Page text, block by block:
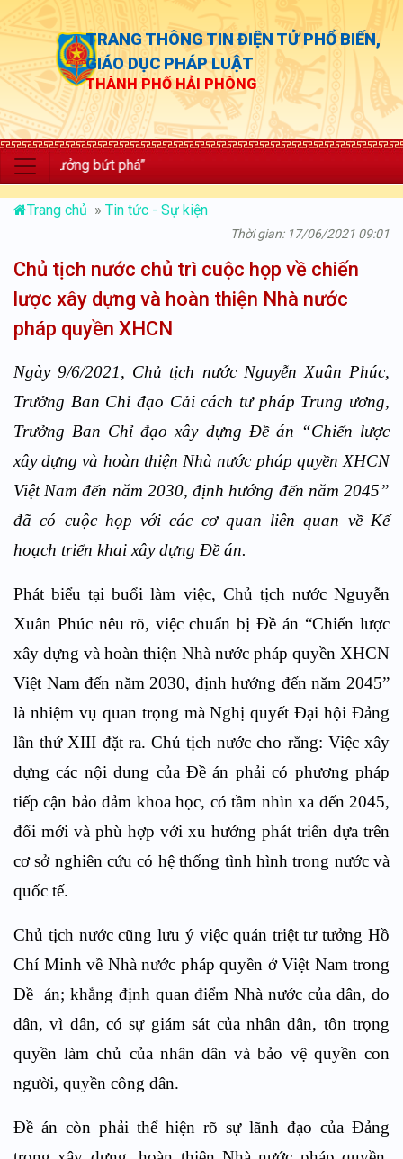
TRANG THÔNG TIN ĐIỆN TỬ PHỔ BIẾN,
GIÁO DỤC PHÁP LUẬT
THÀNH PHỐ HẢI PHÒNG
bứt phá”
Trang chủ » Tin tức - Sự kiện
Thời gian: 17/06/2021 09:01
Chủ tịch nước chủ trì cuộc họp về chiến
lược xây dựng và hoàn thiện Nhà nước
pháp quyền XHCN
Ngày 9/6/2021, Chủ tịch nước Nguyễn Xuân Phúc,
Trưởng Ban Chỉ đạo Cải cách tư pháp Trung ương,
Trưởng Ban Chỉ đạo xây dựng Đề án “Chiến lược
xây dựng và hoàn thiện Nhà nước pháp quyền XHCN
Việt Nam đến năm 2030, định hướng đến năm 2045”
đã có cuộc họp với các cơ quan liên quan về Kế
hoạch triển khai xây dựng Đề án.
Phát biểu tại buổi làm việc, Chủ tịch nước Nguyễn
Xuân Phúc nêu rõ, việc chuẩn bị Đề án “Chiến lược
xây dựng và hoàn thiện Nhà nước pháp quyền XHCN
Việt Nam đến năm 2030, định hướng đến năm 2045”
là nhiệm vụ quan trọng mà Nghị quyết Đại hội Đảng
lần thứ XIII đặt ra. Chủ tịch nước cho rằng: Việc xây
dựng các nội dung của Đề án phải có phương pháp
tiếp cận bảo đảm khoa học, có tầm nhìn xa đến 2045,
đổi mới và phù hợp với xu hướng phát triển dựa trên
cơ sở nghiên cứu có hệ thống tình hình trong nước và
quốc tế.
Chủ tịch nước cũng lưu ý việc quán triệt tư tưởng Hồ
Chí Minh về Nhà nước pháp quyền ở Việt Nam trong
Đề án; khẳng định quan điểm Nhà nước của dân, do
dân, vì dân, có sự giám sát của nhân dân, tôn trọng
quyền làm chủ của nhân dân và bảo vệ quyền con
người, quyền công dân.
Đề án còn phải thể hiện rõ sự lãnh đạo của Đảng